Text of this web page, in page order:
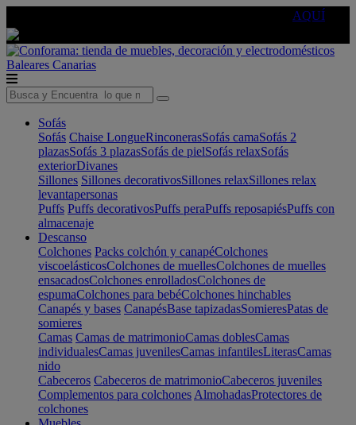
AQUÍ
Baleares Canarias
Sofás
Sofás Chaise LongueRinconerasSofás camaSofás 2
plazasSofás 3 plazasSofás de pielSofás relaxSofás
exteriorDivanes
Sillones Sillones decorativosSillones relaxSillones relax
levantapersonas
Puffs Puffs decorativosPuffs peraPuffs reposapiésPuffs con
almacenaje
Descanso
Colchones Packs colchón y canapéColchones
viscoelásticosColchones de muellesColchones de muelles
ensacadosColchones enrolladosColchones de
espumaColchones para bebéColchones hinchables
Canapés y bases CanapésBase tapizadasSomieresPatas de
somieres
Camas Camas de matrimonioCamas doblesCamas
individualesCamas juvenilesCamas infantilesLiterasCamas
nido
Cabeceros Cabeceros de matrimonioCabeceros juveniles
Complementos para colchones AlmohadasProtectores de
colchones